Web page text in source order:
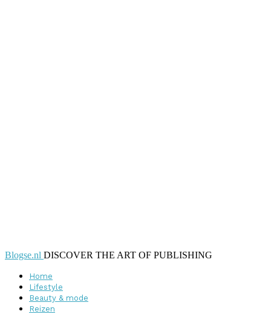
Blogse.nl DISCOVER THE ART OF PUBLISHING
Home
Lifestyle
Beauty & mode
Reizen